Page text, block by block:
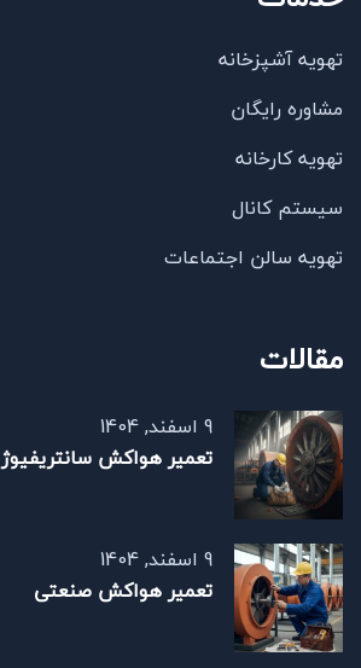
تهویه آشپزخانه
مشاوره رایگان
تهویه کارخانه
سیستم کانال
تهویه سالن اجتماعات
مقالات
9 اسفند, 1404
تعمیر هواکش سانتریفیوژ
9 اسفند, 1404
تعمیر هواکش صنعتی